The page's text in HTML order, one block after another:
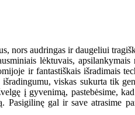
nors audringas ir daugeliui
lėktuvais,
ir fantastiškais išradimais
viskas sukurta tik
į gyvenimą, pastebėsime,
Pasigilinę gal ir save